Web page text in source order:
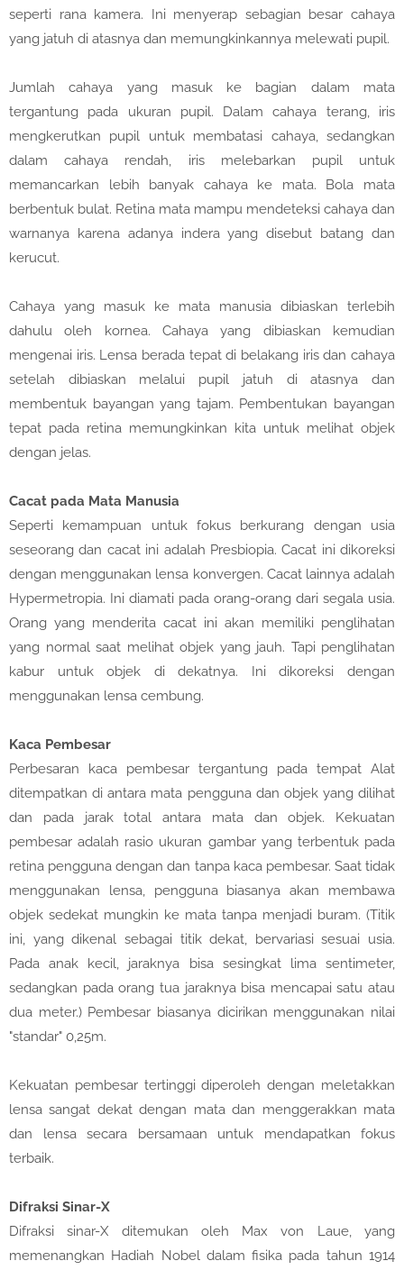
seperti rana kamera. Ini menyerap sebagian besar cahaya
yang jatuh di atasnya dan memungkinkannya melewati pupil.
Jumlah cahaya yang masuk ke bagian dalam mata
tergantung pada ukuran pupil. Dalam cahaya terang, iris
mengkerutkan pupil untuk membatasi cahaya, sedangkan
dalam cahaya rendah, iris melebarkan pupil untuk
memancarkan lebih banyak cahaya ke mata. Bola mata
berbentuk bulat. Retina mata mampu mendeteksi cahaya dan
warnanya karena adanya indera yang disebut batang dan
kerucut.
Cahaya yang masuk ke mata manusia dibiaskan terlebih
dahulu oleh kornea. Cahaya yang dibiaskan kemudian
mengenai iris. Lensa berada tepat di belakang iris dan cahaya
setelah dibiaskan melalui pupil jatuh di atasnya dan
membentuk bayangan yang tajam. Pembentukan bayangan
tepat pada retina memungkinkan kita untuk melihat objek
dengan jelas.
Cacat pada Mata Manusia
Seperti kemampuan untuk fokus berkurang dengan usia
seseorang dan cacat ini adalah Presbiopia. Cacat ini dikoreksi
dengan menggunakan lensa konvergen. Cacat lainnya adalah
Hypermetropia. Ini diamati pada orang-orang dari segala usia.
Orang yang menderita cacat ini akan memiliki penglihatan
yang normal saat melihat objek yang jauh. Tapi penglihatan
kabur untuk objek di dekatnya. Ini dikoreksi dengan
menggunakan lensa cembung.
Kaca Pembesar
Perbesaran kaca pembesar tergantung pada tempat Alat
ditempatkan di antara mata pengguna dan objek yang dilihat
dan pada jarak total antara mata dan objek. Kekuatan
pembesar adalah rasio ukuran gambar yang terbentuk pada
retina pengguna dengan dan tanpa kaca pembesar. Saat tidak
menggunakan lensa, pengguna biasanya akan membawa
objek sedekat mungkin ke mata tanpa menjadi buram. (Titik
ini, yang dikenal sebagai titik dekat, bervariasi sesuai usia.
Pada anak kecil, jaraknya bisa sesingkat lima sentimeter,
sedangkan pada orang tua jaraknya bisa mencapai satu atau
dua meter.) Pembesar biasanya dicirikan menggunakan nilai
"standar" 0,25m.
Kekuatan pembesar tertinggi diperoleh dengan meletakkan
lensa sangat dekat dengan mata dan menggerakkan mata
dan lensa secara bersamaan untuk mendapatkan fokus
terbaik.
Difraksi Sinar-X
Difraksi sinar-X ditemukan oleh Max von Laue, yang
memenangkan Hadiah Nobel dalam fisika pada tahun 1914